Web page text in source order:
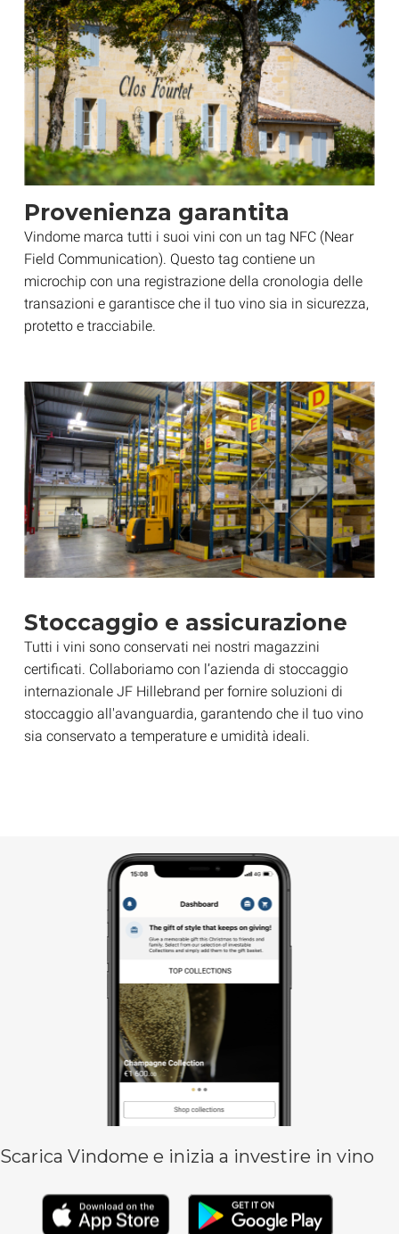
Provenienza garantita
Vindome marca tutti i suoi vini con un tag NFC (Near
Field Communication). Questo tag contiene un
microchip con una registrazione della cronologia delle
transazioni e garantisce che il tuo vino sia in sicurezza,
protetto e tracciabile.
Stoccaggio e assicurazione
Tutti i vini sono conservati nei nostri magazzini
certificati. Collaboriamo con l’azienda di stoccaggio
internazionale JF Hillebrand per fornire soluzioni di
stoccaggio all'avanguardia, garantendo che il tuo vino
sia conservato a temperature e umidità ideali.
Scarica Vindome e inizia a investire in vino